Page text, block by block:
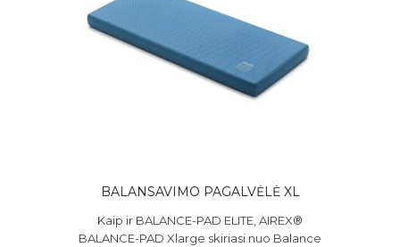
BALANSAVIMO PAGALVĖLĖ XL
Kaip ir BALANCE-PAD ELITE, AIREX®
BALANCE-PAD Xlarge skiriasi nuo Balance